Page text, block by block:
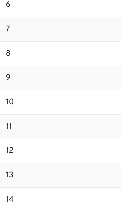
6
7
8
9
10
11
12
13
14